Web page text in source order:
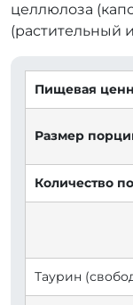
целлюлоза
(растительный
Пищевая
Размер
Количество
Таурин